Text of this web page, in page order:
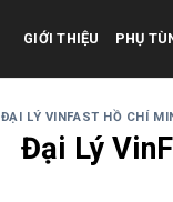
GIỚI THIỆU PHỤ
ĐẠI LÝ VINFAST HỒ CHÍ
Đại Lý